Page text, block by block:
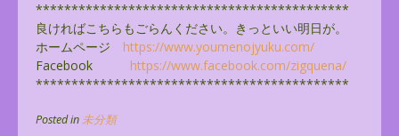
********************************************
良ければこちらもごらんください。きっといい明日が。
ホームページ https://www.youmenojyuku.com/
Facebook https://www.facebook.com/zigquena/
********************************************
Posted in未分類